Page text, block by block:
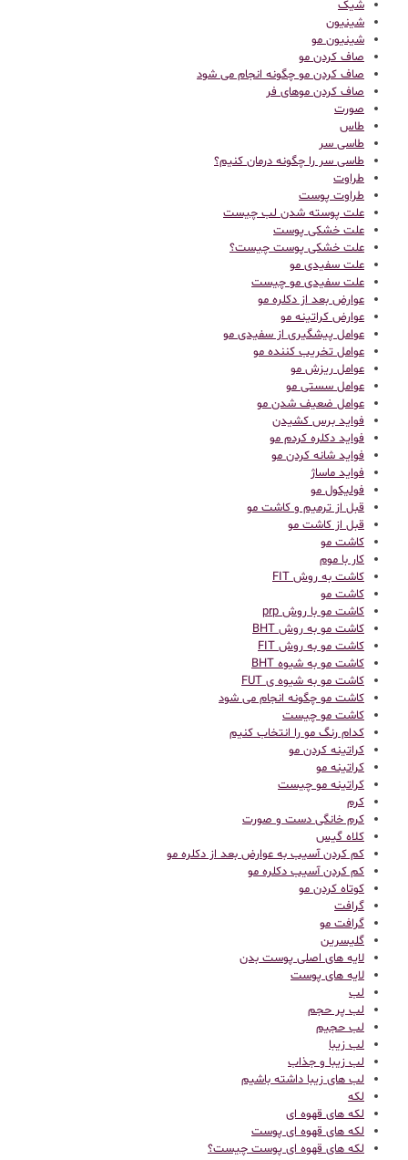
شیک
شینیون
شینیون مو
صاف کردن مو
صاف کردن مو چگونه انجام می شود
صاف کردن موهای فر
صورت
طاس
طاسی سر
طاسی سر را چگونه درمان کنیم؟
طراوت
طراوت پوست
علت پوسته شدن لب چیست
علت خشکی پوست
علت خشکی پوست چیست؟
علت سفیدی مو
علت سفیدی مو چیست
عوارض بعد از دکلره مو
عوارض کراتینه مو
عوامل پیشگیری از سفیدی مو
عوامل تخریب کننده مو
عوامل ریزش مو
عوامل سستی مو
عوامل ضعیف شدن مو
فواید برس کشیدن
فواید دکلره کردم مو
فواید شانه کردن مو
فواید ماساژ
فولیکول مو
قبل از ترمیم و کاشت مو
قبل از کاشت مو
كاشت مو
کار با موم
کاشت به روش FIT
کاشت مو
کاشت مو با روش prp
کاشت مو به روش BHT
کاشت مو به روش FIT
کاشت مو به شیوه BHT
کاشت مو به شیوه ی FUT
کاشت مو چگونه انجام می شود
کاشت مو چیست
کدام رنگ مو را انتخاب کنیم
کراتینه کردن مو
کراتینه مو
کراتینه مو چیست
کرم
کرم خانگی دست و صورت
کلاه گیس
کم کردن آسیب به عوارض بعد از دکلره مو
کم کردن آسیب دکلره مو
کوتاه کردن مو
گرافت
گرافت مو
گلیسرین
لایه های اصلی پوست بدن
لایه های پوست
لب
لب پر حجم
لب حجیم
لب زیبا
لب زیبا و جذاب
لب های زیبا داشته باشیم
لکه
لکه های قهوه ای
لکه های قهوه ای پوست
لکه های قهوه ای پوست چیست؟